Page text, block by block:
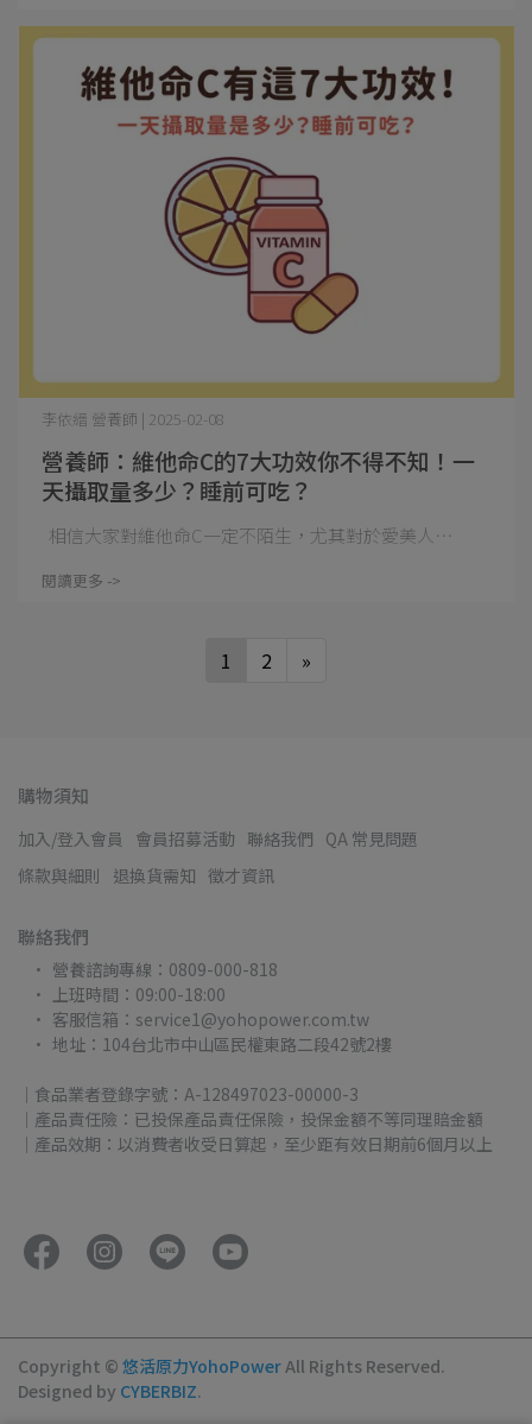
營養師：維他命C的7大功效你不得不知！一
天攝取量多少？睡前可吃？
李依縉 營養師 | 2025-02-08
相信大家對維他命C一定不陌生，尤其對於愛美人⋯
閱讀更多 ->
1 2 »
購物須知
加入/登入會員 會員招募活動 聯絡我們 QA 常見問題
條款與細則
退換貨需知 徵才資訊
聯絡我們
營養諮詢專線：0809-000-818
上班時間：09:00-18:00
客服信箱：service1@yohopower.com.tw
地址：104台北市中山區民權東路二段42號2樓
｜食品業者登錄字號：A-128497023-00000-3
｜產品責任險：已投保產品責任保險，投保金額不等同理賠金額
｜產品效期：以消費者收受日算起，至少距有效日期前6個月以上
Copyright © 悠活原力YohoPowerAll Rights Reserved.
Designed by CYBERBIZ.